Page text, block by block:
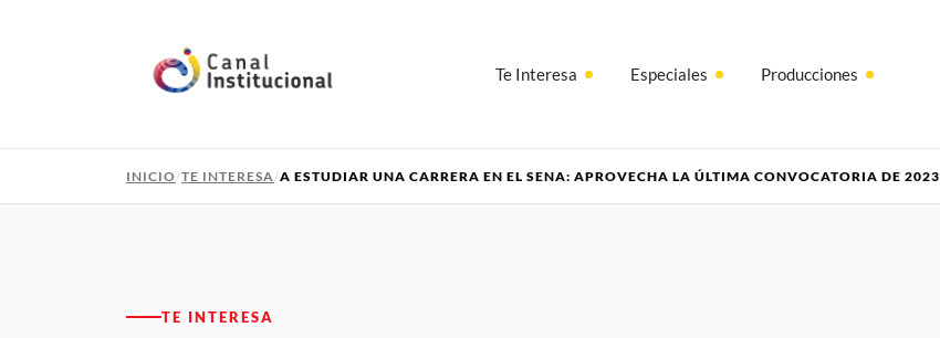
Te Interesa Especiales Producciones
INICIO TE INTERESA A ESTUDIAR UNA CARRERA EN EL SENA: APROVECHA LA ÚLTIMA CONVOCATORIA DE 2023
TE INTERESA